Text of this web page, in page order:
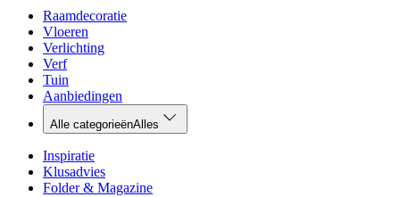
Raamdecoratie
Vloeren
Verlichting
Verf
Tuin
Aanbiedingen
Alle categorieënAlles
Inspiratie
Klusadvies
Folder & Magazine